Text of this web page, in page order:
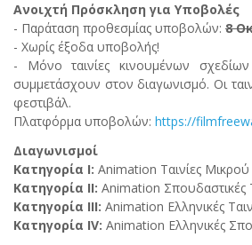
Ανοιχτή Πρόσκληση για Υποβολές
- Παράταση προθεσμίας υποβολών: 8
- Χωρίς έξοδα υποβολής!
- Μόνο ταινίες κινουμένων
συμμετάσχουν στον διαγωνισμό. Οι
φεστιβάλ.
Πλατφόρμα υποβολών: https://
Διαγωνισμοί
Κατηγορία I: Animation Ταινίες
Κατηγορία II: Animation Σπουδαστικές
Κατηγορία ΙΙΙ: Animation Ελληνικές
Κατηγορία IV: Animation Ελληνικές